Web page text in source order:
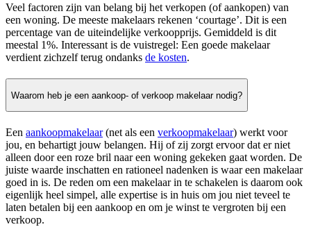
Veel factoren zijn van belang bij het verkopen (of aankopen) van
een woning. De meeste makelaars rekenen ‘courtage’. Dit is een
percentage van de uiteindelijke verkoopprijs. Gemiddeld is dit
meestal 1%. Interessant is de vuistregel: Een goede makelaar
verdient zichzelf terug ondanks de kosten.
Waarom heb je een aankoop- of verkoop makelaar nodig?
Een aankoopmakelaar(net als een verkoopmakelaar) werkt voor
jou, en behartigt jouw belangen. Hij of zij zorgt ervoor dat er niet
alleen door een roze bril naar een woning gekeken gaat worden. De
juiste waarde inschatten en rationeel nadenken is waar een makelaar
goed in is. De reden om een makelaar in te schakelen is daarom ook
eigenlijk heel simpel, alle expertise is in huis om jou niet teveel te
laten betalen bij een aankoop en om je winst te vergroten bij een
verkoop.